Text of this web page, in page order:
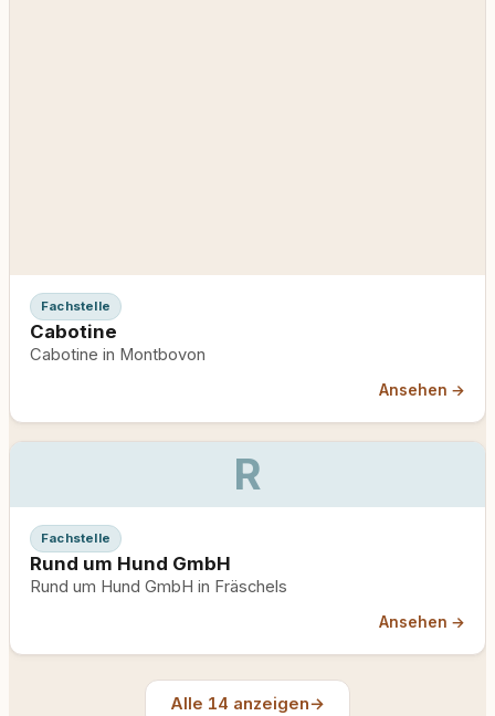
Fachstelle
Cabotine
Cabotine in Montbovon
Ansehen →
R
Fachstelle
Rund um Hund GmbH
Rund um Hund GmbH in Fräschels
Ansehen →
Alle 14 anzeigen→